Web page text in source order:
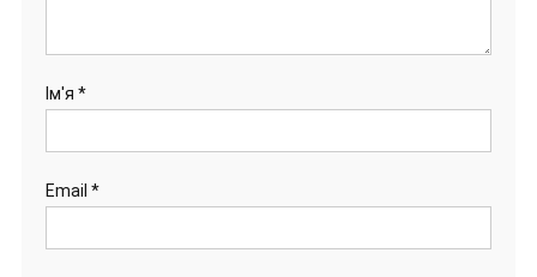
Ім'я *
Email *